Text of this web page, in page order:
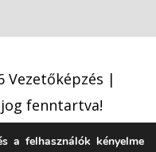
Vezetőképzés |
fenntartva!
a felhasználók kényelme